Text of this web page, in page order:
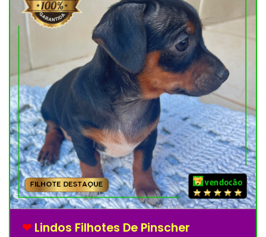
❤ Lindos Filhotes De Pinscher